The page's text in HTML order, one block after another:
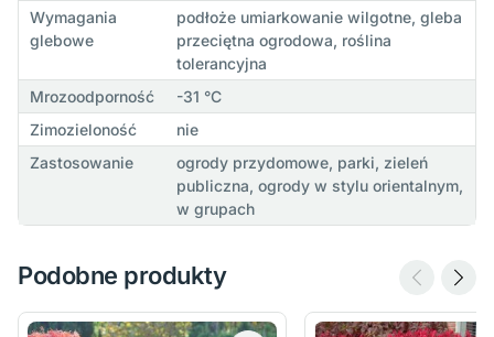
Wymagania
glebowe
podłoże umiarkowanie wilgotne, gleba
przeciętna ogrodowa, roślina
tolerancyjna
Mrozoodporność
-31 °C
Zimozieloność
nie
Zastosowanie
ogrody przydomowe, parki, zieleń
publiczna, ogrody w stylu orientalnym,
w grupach
Podobne produkty